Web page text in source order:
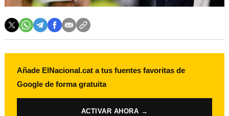
Añade ElNacional.cat a tus fuentes favoritas de
Google de forma gratuita
ACTIVAR AHORA →